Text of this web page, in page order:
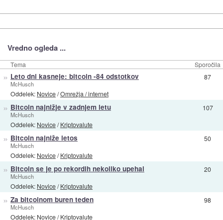
Vredno ogleda ...
Tema Sporočila
» Leto dni kasneje: bitcoin -84 odstotkov
McHusch
Oddelek: Novice/Omrežja / internet
87
» Bitcoin najnižje v zadnjem letu
McHusch
Oddelek: Novice/Kriptovalute
107
» Bitcoin najniže letos
McHusch
Oddelek: Novice/Kriptovalute
50
» Bitcoin se je po rekordih nekoliko upehal
McHusch
Oddelek: Novice/Kriptovalute
20
» Za bitcoinom buren teden
McHusch
Oddelek: Novice/Kriptovalute
98